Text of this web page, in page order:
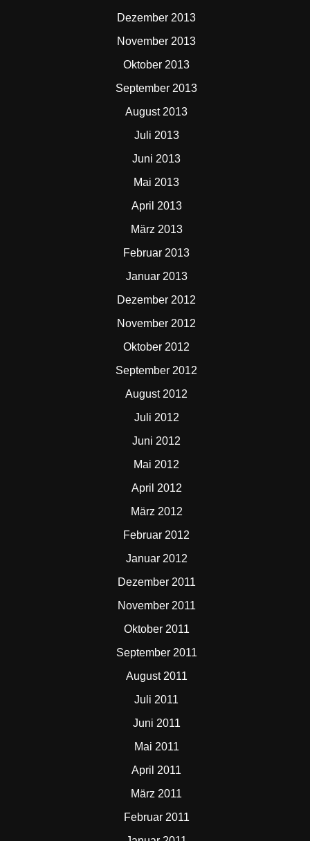
Dezember 2013
November 2013
Oktober 2013
September 2013
August 2013
Juli 2013
Juni 2013
Mai 2013
April 2013
März 2013
Februar 2013
Januar 2013
Dezember 2012
November 2012
Oktober 2012
September 2012
August 2012
Juli 2012
Juni 2012
Mai 2012
April 2012
März 2012
Februar 2012
Januar 2012
Dezember 2011
November 2011
Oktober 2011
September 2011
August 2011
Juli 2011
Juni 2011
Mai 2011
April 2011
März 2011
Februar 2011